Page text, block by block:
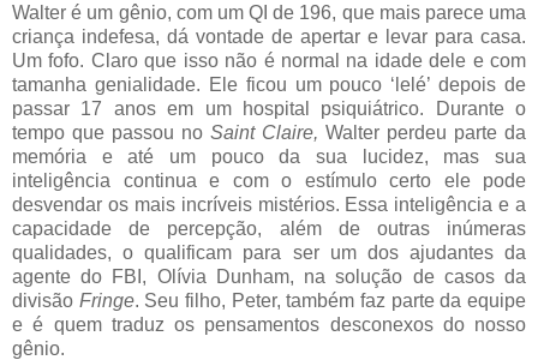
Walter é um gênio, com um QI de 196, que mais parece uma
criança indefesa, dá vontade de apertar e levar para casa.
Um fofo. Claro que isso não é normal na idade dele e com
tamanha genialidade. Ele ficou um pouco ‘lelé’ depois de
passar 17 anos em um hospital psiquiátrico. Durante o
tempo que passou no Saint Claire, Walter perdeu parte da
memória e até um pouco da sua lucidez, mas sua
inteligência continua e com o estímulo certo ele pode
desvendar os mais incríveis mistérios. Essa inteligência e a
capacidade de percepção, além de outras inúmeras
qualidades, o qualificam para ser um dos ajudantes da
agente do FBI, Olívia Dunham, na solução de casos da
divisão Fringe. Seu filho, Peter, também faz parte da equipe
e é quem traduz os pensamentos desconexos do nosso
gênio.